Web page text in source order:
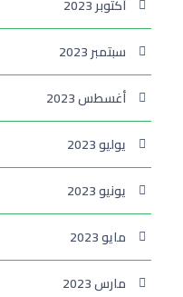
أكتوبر 2023
سبتمبر 2023
أغسطس 2023
يوليو 2023
يونيو 2023
مايو 2023
مارس 2023